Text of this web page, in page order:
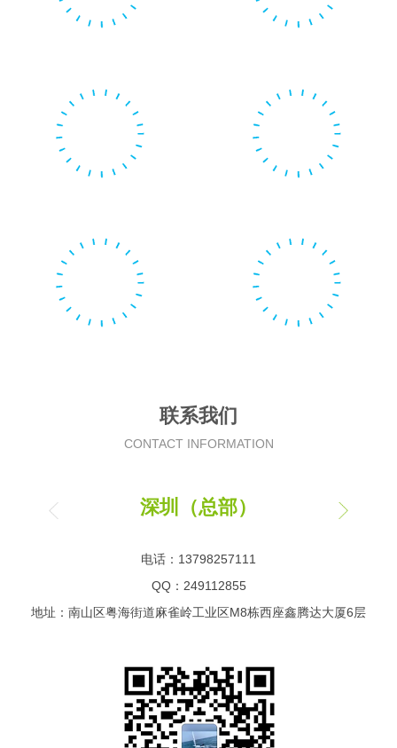
联系我们
CONTACT INFORMATION
深圳（总部）
电话：13798257111
QQ：249112855
地址：南山区粤海街道麻雀岭工业区M8栋西座鑫腾达大厦6层